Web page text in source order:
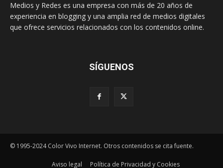
Medios y Redes es una empresa con más de 20 años de
experiencia en blogging y una amplia red de medios digitales
que ofrece servicios relacionados con los contenidos online.
SÍGUENOS
© 1995-2024 Color Vivo Internet. Otros contenidos se cita fuente.
Aviso legal Política de Privacidad y Cookies